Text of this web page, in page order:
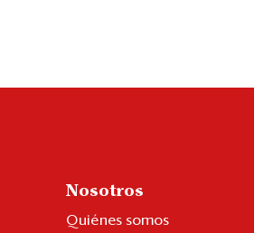
Nosotros
Quiénes somos